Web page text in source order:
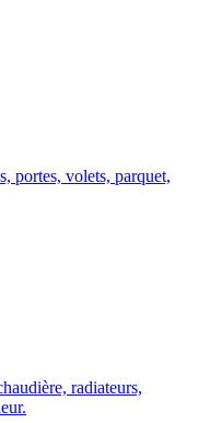
portes, volets, parquet,
radiateurs,